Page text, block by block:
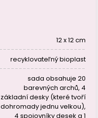
12 x 12 cm
recyklovateľný bioplast
sada obsahuje 20
barevných archů, 4
základní desky (které tvoří
dohromady jednu velkou),
4 spojovníky desek a 1